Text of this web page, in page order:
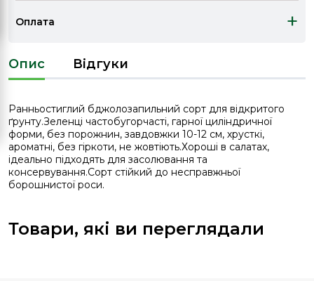
Оплата +
Опис Відгуки
Ранньостиглий бджолозапильний сорт для відкритого
ґрунту.Зеленці частобугорчасті, гарної циліндричної
форми, без порожнин, завдовжки 10-12 см, хрусткі,
ароматні, без гіркоти, не жовтіють.Хороші в салатах,
ідеально підходять для засолювання та
консервування.Сорт стійкий до несправжньої
борошнистої роси.
Товари, які ви переглядали